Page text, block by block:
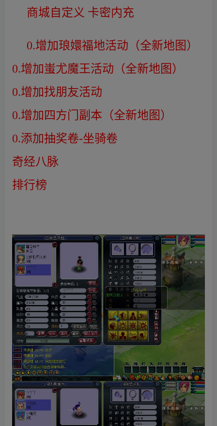
商城自定义 卡密内充
0.增加琅嬛福地活动（全新地图）
0.增加蚩尤魔王活动（全新地图）
0.增加找朋友活动
0.增加四方门副本（全新地图）
0.添加抽奖卷-坐骑卷
奇经八脉
排行榜